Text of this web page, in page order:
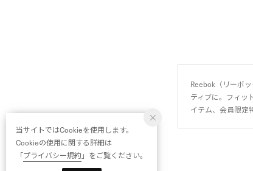
Reebok（リーボ
ティブに。フィッ
イテム、会員限定
当サイトではCookieを使用します。
Cookieの使用に関する詳細は
「プライバシー規約 」をご覧ください。